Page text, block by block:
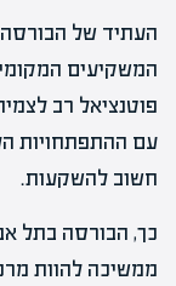
העתיד של הבורסה
המשקיעים
פוטנציאל רב
עם ההתפתחויות
חשוב להשקעות.
כך, הבורסה בתל
ממשיכה להוות